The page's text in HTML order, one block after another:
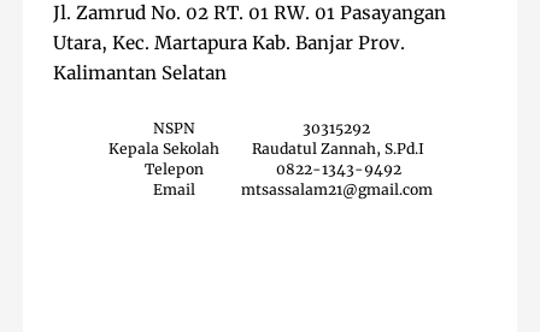
Jl. Zamrud No. 02 RT. 01 RW. 01 Pasayangan
Utara, Kec. Martapura Kab. Banjar Prov.
Kalimantan Selatan
NSPN
30315292
Kepala Sekolah
Raudatul Zannah, S.Pd.I
Telepon
0822-1343-9492
Email
mtsassalam21@gmail.com